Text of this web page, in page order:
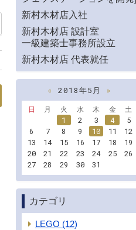
新村木材店入社
新村木材店 設計室
一級建築士事務所設立
新村木材店 代表就任
« 2018年5月
»
日
月 火 水 木 金
土
1
2 3 4
5
6
7 8 9 10 11
12
13
14 15 16 17 18
19
20
21 22 23 24 25
26
27
28 29 30 31
カテゴリ
LEGO (12)